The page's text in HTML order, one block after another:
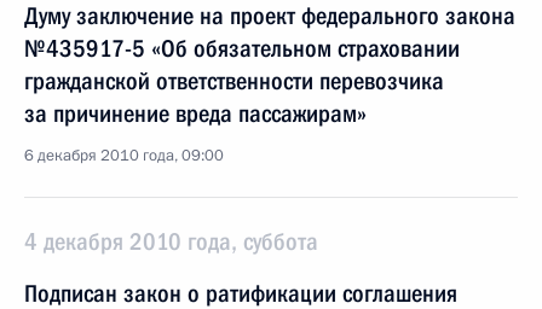
Думу заключение на проект федерального закона
№435917-5 «Об обязательном страховании
гражданской ответственности перевозчика
за причинение вреда пассажирам»
6 декабря 2010 года, 09:00
4 декабря 2010 года, суббота
Подписан закон о ратификации соглашения